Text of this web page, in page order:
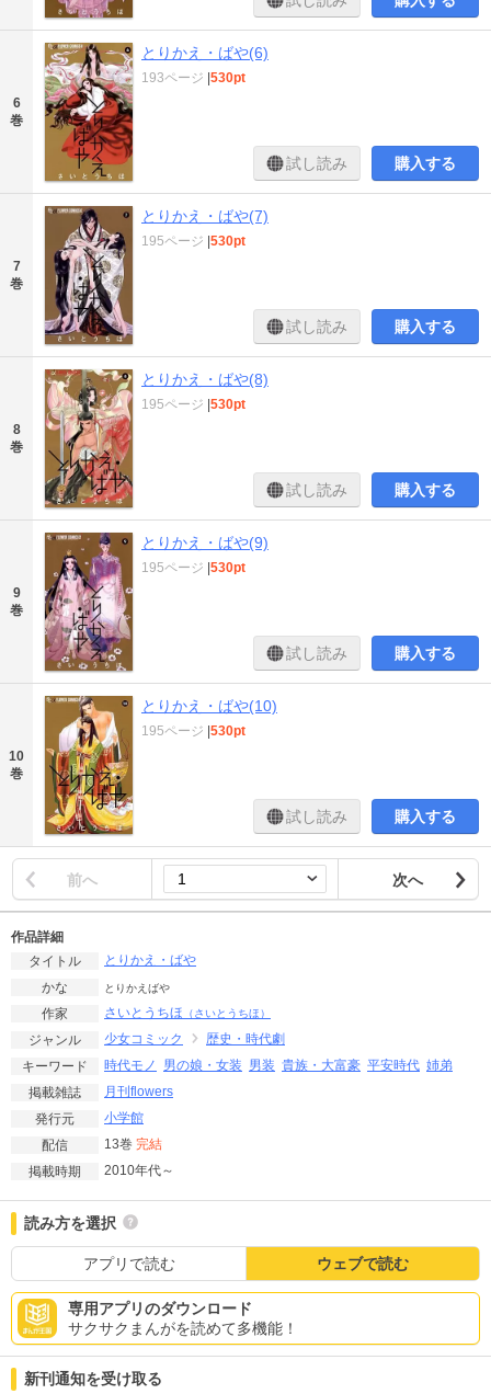
6
巻
とりかえ・ばや(6)
193ページ 530pt
試し読み 購入する
7
巻
とりかえ・ばや(7)
195ページ 530pt
試し読み 購入する
8
巻
とりかえ・ばや(8)
195ページ 530pt
試し読み 購入する
9
巻
とりかえ・ばや(9)
195ページ 530pt
試し読み 購入する
10
巻
とりかえ・ばや(10)
195ページ 530pt
試し読み 購入する
前へ 次へ
作品詳細
タイトル
とりかえ・ばや
かな
とりかえばや
作家 さいとうちほ （さいとうちほ）
ジャンル 少女コミック
歴史・時代劇
キーワード
時代モノ 男の娘・女装 男装 貴族・大富豪 平安時代 姉弟
掲載雑誌
月刊flowers
発行元
小学館
配信
13巻 完結
掲載時期
2010年代～
読み方を選択
アプリで読む ウェブで読む
専用アプリのダウンロード
サクサクまんがを読めて多機能！
新刊通知を受け取る